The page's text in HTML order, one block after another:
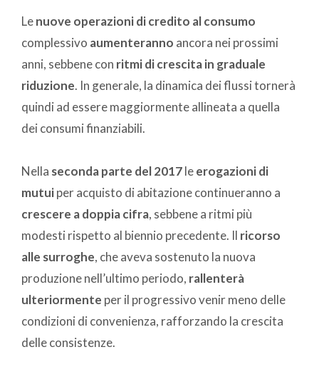
Lenuove operazioni di credito al consumo
complessivo aumenteranno ancora nei prossimi
anni, sebbene con ritmi di crescita in graduale
riduzione. In generale, la dinamica dei flussi tornerà
quindi ad essere maggiormente allineata a quella
dei consumi finanziabili.
Nella seconda parte del 2017leerogazioni di
mutuiper acquisto di abitazione continueranno a
crescere a doppia cifra, sebbene a ritmi più
modesti rispetto al biennio precedente. Il ricorso
alle surroghe, che aveva sostenuto la nuova
produzione nell’ultimo periodo, rallenterà
ulteriormente per il progressivo venir meno delle
condizioni di convenienza, rafforzando la crescita
delle consistenze.